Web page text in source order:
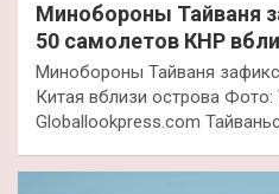
Минобороны Тайваня
50 самолетов КНР
Минобороны Тайваня
Китая вблизи острова
Globallookpress.com